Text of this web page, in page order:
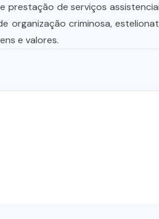
de serviços
organização criminosa,
e valores.